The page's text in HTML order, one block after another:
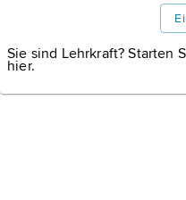
Sie sind Lehrkraft? Starten
hier.